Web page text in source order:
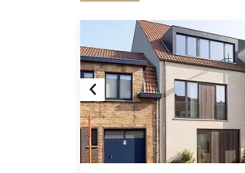
Previous